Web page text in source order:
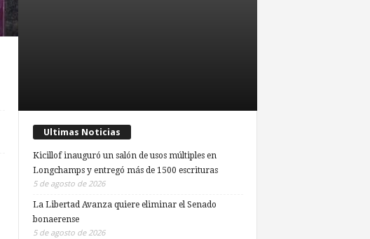
Ultimas Noticias
Kicillof inauguró un salón de usos múltiples en
Longchamps y entregó más de 1500 escrituras
5 de agosto de 2026
La Libertad Avanza quiere eliminar el Senado
bonaerense
5 de agosto de 2026